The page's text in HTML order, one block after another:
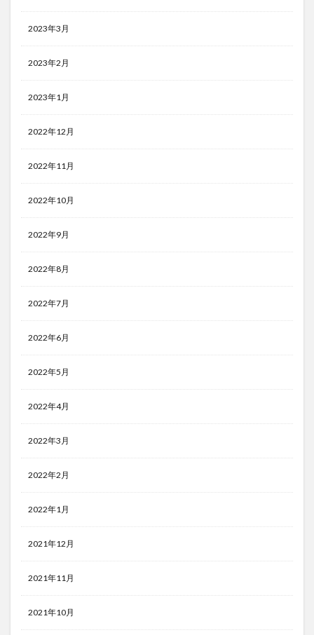
2023年3月
2023年2月
2023年1月
2022年12月
2022年11月
2022年10月
2022年9月
2022年8月
2022年7月
2022年6月
2022年5月
2022年4月
2022年3月
2022年2月
2022年1月
2021年12月
2021年11月
2021年10月